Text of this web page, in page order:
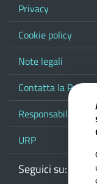
Privacy
Cookie policy
Note legali
Contatta la
Responsabile del
URP
Seguici su: